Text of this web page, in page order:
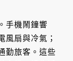
手機鬧鐘響
風扇與冷氣；
勤旅客。這些